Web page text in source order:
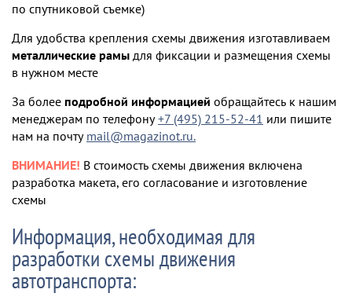
по спутниковой съемке)
Для удобства крепления схемы движения изготавливаем
металлические рамы для фиксации и размещения схемы
в нужном месте
За более подробной информацией обращайтесь к нашим
менеджерам по телефону+7 (495) 215-52-41 или пишите
нам на почту mail@magazinot.ru.
ВНИМАНИЕ! В стоимость схемы движения включена
разработка макета, его согласование и изготовление
схемы
Информация, необходимая для
разработки схемы движения
автотранспорта: